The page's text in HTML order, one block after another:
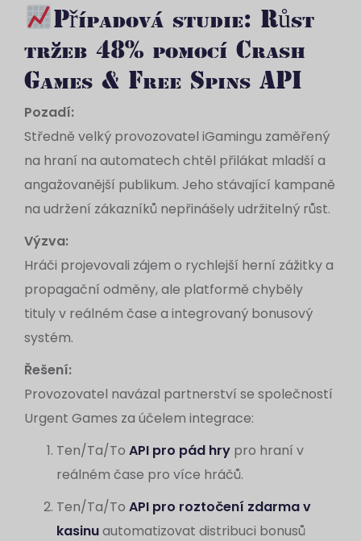
Případová studie: Růst
tržeb 48% pomocí Crash
Games & Free Spins API
Pozadí:
Středně velký provozovatel iGamingu zaměřený
na hraní na automatech chtěl přilákat mladší a
angažovanější publikum. Jeho stávající kampaně
na udržení zákazníků nepřinášely udržitelný růst.
Výzva:
Hráči projevovali zájem o rychlejší herní zážitky a
propagační odměny, ale platformě chyběly
tituly v reálném čase a integrovaný bonusový
systém.
Řešení:
Provozovatel navázal partnerství se společností
Urgent Games za účelem integrace:
Ten/Ta/To API pro pád hry pro hraní v
reálném čase pro více hráčů.
Ten/Ta/To API pro roztočení zdarma v
kasinuautomatizovat distribuci bonusů